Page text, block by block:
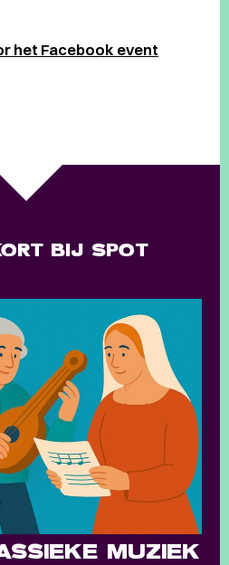
het Facebook event
BIJ SPOT
MUZIEK